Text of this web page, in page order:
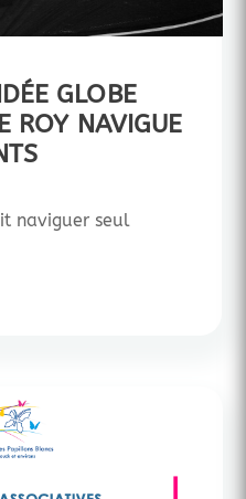
GLOBE
ROY NAVIGUE
naviguer seul